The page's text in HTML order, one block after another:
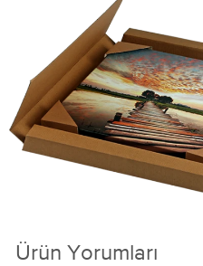
Ürün Yorumları